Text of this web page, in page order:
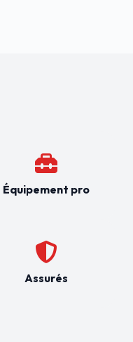
Équipement pro
Assurés